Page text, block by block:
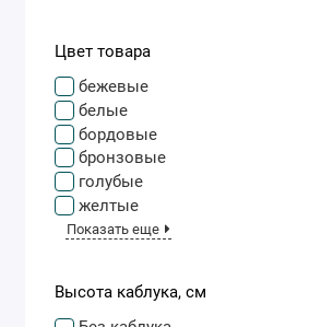
Цвет товара
бежевые
белые
бордовые
бронзовые
голубые
желтые
Показать еще
Высота каблука, см